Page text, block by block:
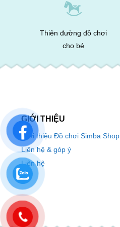
Thiên đường đồ chơi
cho bé
GIỚI THIỆU
Giới thiệu Đồ chơi Simba Shop
Liên hệ & góp ý
Liên hệ